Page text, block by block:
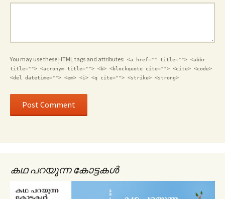
You may use these HTMLtags and attributes: <a href="" title=""> <abbr
title=""> <acronym title=""> <b> <blockquote cite=""> <cite> <code>
<del datetime=""> <em> <i> <q cite=""> <strike> <strong>
കഥ പറയുന്ന കോട്ടകൾ